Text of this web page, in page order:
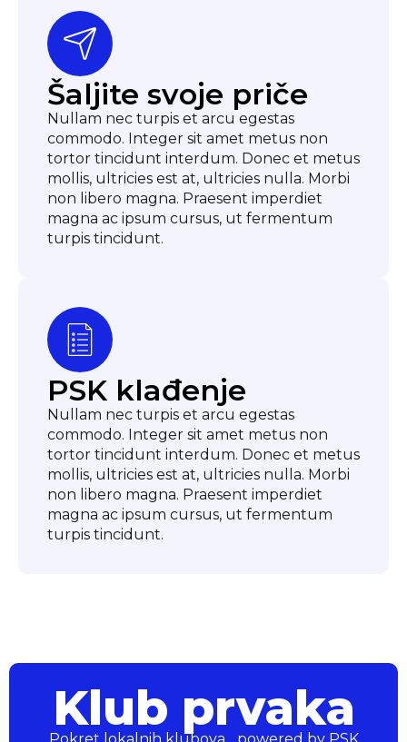
Šaljite svoje priče
Nullam nec turpis et arcu egestas
commodo. Integer sit amet metus non
tortor tincidunt interdum. Donec et metus
mollis, ultricies est at, ultricies nulla. Morbi
non libero magna. Praesent imperdiet
magna ac ipsum cursus, ut fermentum
turpis tincidunt.
PSK klađenje
Nullam nec turpis et arcu egestas
commodo. Integer sit amet metus non
tortor tincidunt interdum. Donec et metus
mollis, ultricies est at, ultricies nulla. Morbi
non libero magna. Praesent imperdiet
magna ac ipsum cursus, ut fermentum
turpis tincidunt.
Klub prvaka
Pokret lokalnih klubova... powered by PSK